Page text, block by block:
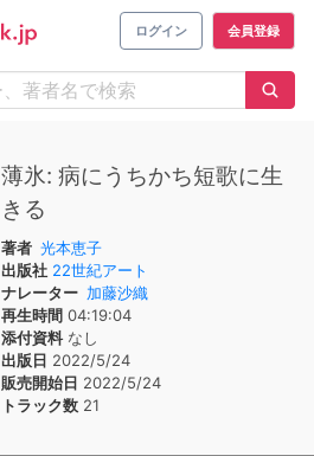
ログイン 会員登録
薄氷: 病にうちかち短歌に生
きる
著者 光本恵子
出版社 22世紀アート
ナレーター 加藤沙織
再生時間 04:19:04
添付資料なし
出版日 2022/5/24
販売開始日 2022/5/24
トラック数 21